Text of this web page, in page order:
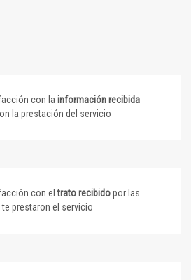
con la información recibida
la prestación del servicio
con eltrato recibidopor las
prestaron el servicio